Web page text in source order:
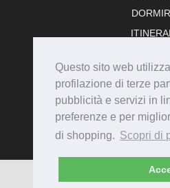
Questo sito web
profilazione di terze
pubblicità e servizi in
preferenze e per
di shopping. Scopri di
© Italiagustus 2026 -